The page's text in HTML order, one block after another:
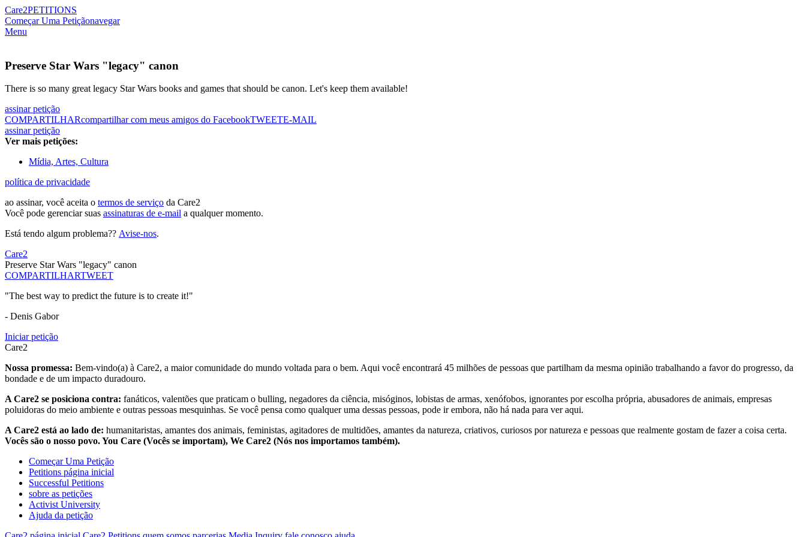
Care2PETITIONS
Começar Uma Petiçãonavegar
Menu
Preserve Star Wars "legacy" canon
There is so many great legacy Star Wars books and games that should be canon. Let's keep them available!
assinar petição
COMPARTILHARcompartilhar com meus amigos do FacebookTWEETE-MAIL
assinar petição
Ver mais petições:
Mídia, Artes, Cultura
política de privacidade
ao assinar, você aceita o termos de serviço da Care2
Você pode gerenciar suas assinaturas de e-mail a qualquer momento.
Está tendo algum problema?? Avise-nos.
Care2
Preserve Star Wars "legacy" canon
COMPARTILHARTWEET
"The best way to predict the future is to create it!"
- Denis Gabor
Iniciar petição
Care2
Nossa promessa: Bem-vindo(a) à Care2, a maior comunidade do mundo voltada para o bem. Aqui você encontrará 45 milhões de pessoas que partilham da mesma opinião trabalhando a favor do progresso, da
bondade e de um impacto duradouro.
A Care2 se posiciona contra: fanáticos, valentões que praticam o bulling, negadores da ciência, misóginos, lobistas de armas, xenófobos, ignorantes por escolha própria, abusadores de animais, empresas
poluidoras do meio ambiente e outras pessoas mesquinhas. Se você pensa como qualquer uma dessas pessoas, pode ir embora, não há nada para ver aqui.
A Care2 está ao lado de: humanitaristas, amantes dos animais, feministas, agitadores de multidões, amantes da natureza, criativos, curiosos por natureza e pessoas que realmente gostam de fazer a coisa certa.
Vocês são o nosso povo. You Care (Vocês se importam), We Care2 (Nós nos importamos também).
Começar Uma Petição
Petitions página inicial
Successful Petitions
sobre as petições
Activist University
Ajuda da petição